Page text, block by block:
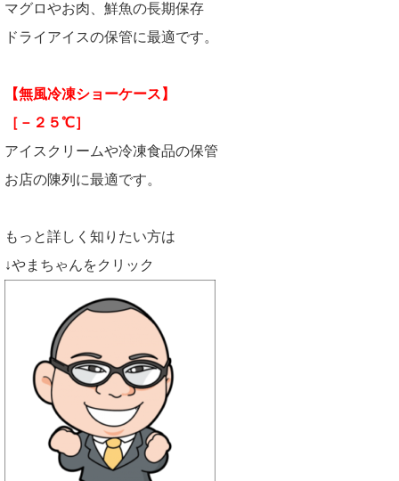
マグロやお肉、鮮魚の長期保存
ドライアイスの保管に最適です。
【無風冷凍ショーケース】
［－２５℃］
アイスクリームや冷凍食品の保管
お店の陳列に最適です。
もっと詳しく知りたい方は
↓やまちゃんをクリック